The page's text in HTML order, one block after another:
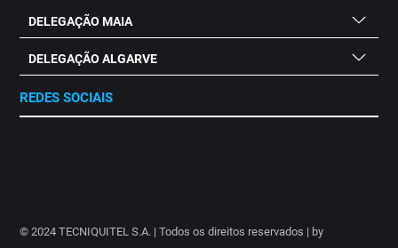
DELEGAÇÃO MAIA
DELEGAÇÃO ALGARVE
REDES SOCIAIS
© 2024 TECNIQUITEL S.A. | Todos os direitos reservados | by